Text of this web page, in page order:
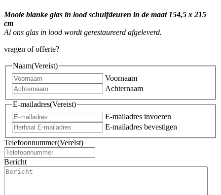
Mooie blanke glas in lood schuifdeuren in de maat 154,5 x 215
cm
Al ons glas in lood wordt gerestaureerd afgeleverd.
vragen of offerte?
Naam(Vereist)
Voornaam
Achternaam
E-mailadres(Vereist)
E-mailadres invoeren
E-mailadres bevestigen
Telefoonnummer(Vereist)
Bericht